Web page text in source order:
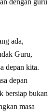
dengan guru
ada,
Guru,
depan kita.
depan
bersiap bukan
masa